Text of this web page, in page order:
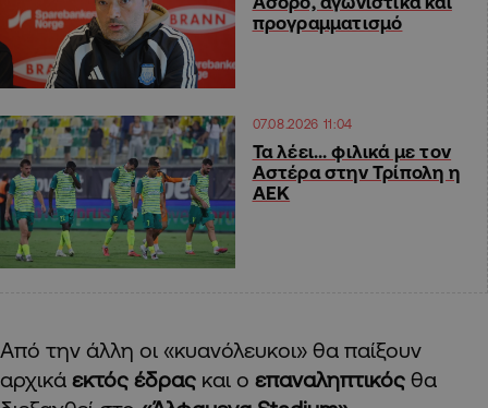
προγραμματισμό
07.08.2026 11:04
Τα λέει… φιλικά με τον
Αστέρα στην Τρίπολη η
ΑΕΚ
Από την άλλη οι «κυανόλευκοι» θα παίξουν
αρχικά εκτός έδρας και ο επαναληπτικός θα